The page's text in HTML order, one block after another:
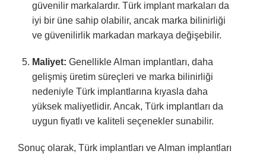
güvenilir markalardır. Türk implant markaları da
iyi bir üne sahip olabilir, ancak marka bilinirliği
ve güvenilirlik markadan markaya değişebilir.
Maliyet: Genellikle Alman implantları, daha
gelişmiş üretim süreçleri ve marka bilinirliği
nedeniyle Türk implantlarına kıyasla daha
yüksek maliyetlidir. Ancak, Türk implantları da
uygun fiyatlı ve kaliteli seçenekler sunabilir.
Sonuç olarak, Türk implantları ve Alman implantları